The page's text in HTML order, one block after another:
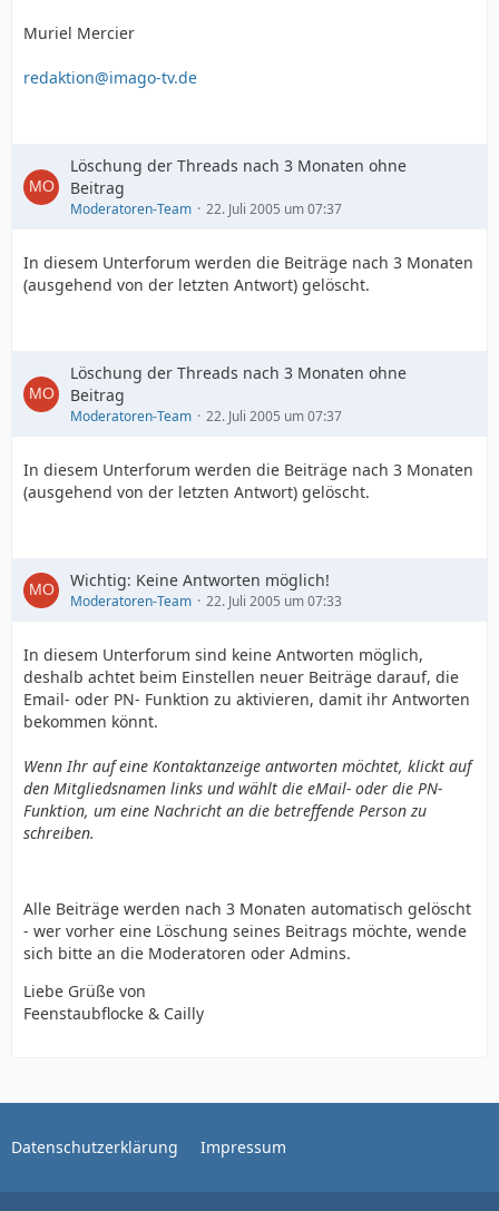
Muriel Mercier
redaktion@imago-tv.de
Löschung der Threads nach 3 Monaten ohne
Beitrag
Moderatoren-Team 22. Juli 2005 um 07:37
In diesem Unterforum werden die Beiträge nach 3 Monaten
(ausgehend von der letzten Antwort) gelöscht.
Löschung der Threads nach 3 Monaten ohne
Beitrag
Moderatoren-Team 22. Juli 2005 um 07:37
In diesem Unterforum werden die Beiträge nach 3 Monaten
(ausgehend von der letzten Antwort) gelöscht.
Wichtig: Keine Antworten möglich!
Moderatoren-Team 22. Juli 2005 um 07:33
In diesem Unterforum sind keine Antworten möglich,
deshalb achtet beim Einstellen neuer Beiträge darauf, die
Email- oder PN- Funktion zu aktivieren, damit ihr Antworten
bekommen könnt.
Wenn Ihr auf eine Kontaktanzeige antworten möchtet, klickt auf
den Mitgliedsnamen links und wählt die eMail- oder die PN-
Funktion, um eine Nachricht an die betreffende Person zu
schreiben.
Alle Beiträge werden nach 3 Monaten automatisch gelöscht
- wer vorher eine Löschung seines Beitrags möchte, wende
sich bitte an die Moderatoren oder Admins.
Liebe Grüße von
Feenstaubflocke & Cailly
Datenschutzerklärung Impressum